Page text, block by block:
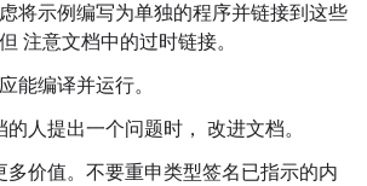
将示例编写为单独的程序并链接到这些
注意文档中的过时链接。
能编译并运行。
人提出一个问题时， 改进文档。
多价值。不要重申类型签名已指示的内